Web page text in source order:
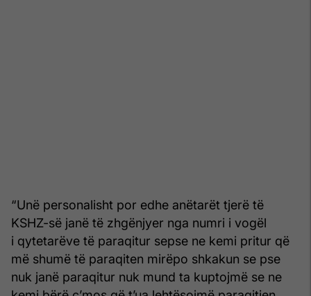
“Unë personalisht por edhe anëtarët tjerë të
KSHZ-së janë të zhgënjyer nga numri i vogël
i qytetarëve të paraqitur sepse ne kemi pritur që
më shumë të paraqiten mirëpo shkakun se pse
nuk janë paraqitur nuk mund ta kuptojmë se ne